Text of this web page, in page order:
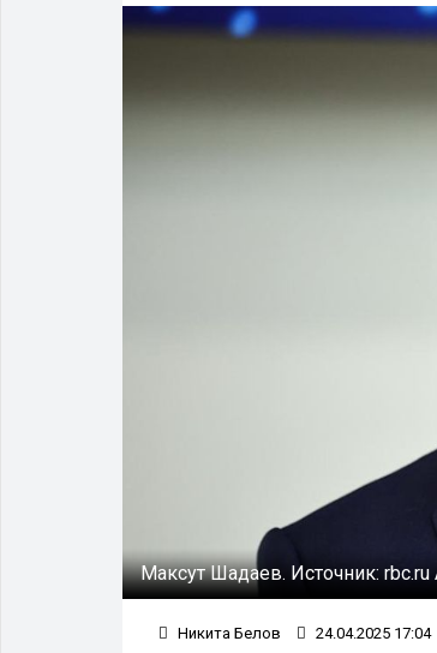
Максут Шадаев. Источник: rbc.ru
Никита Белов 24.04.2025 17:04